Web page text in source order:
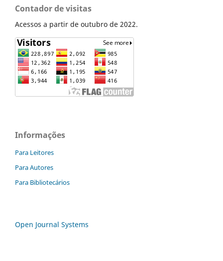
Contador de visitas
Acessos a partir de outubro de 2022.
Informações
Para Leitores
Para Autores
Para Bibliotecários
Open Journal Systems